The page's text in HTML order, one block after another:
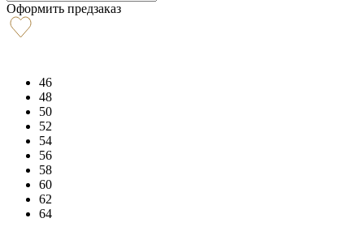
Оформить предзаказ
46
48
50
52
54
56
58
60
62
64